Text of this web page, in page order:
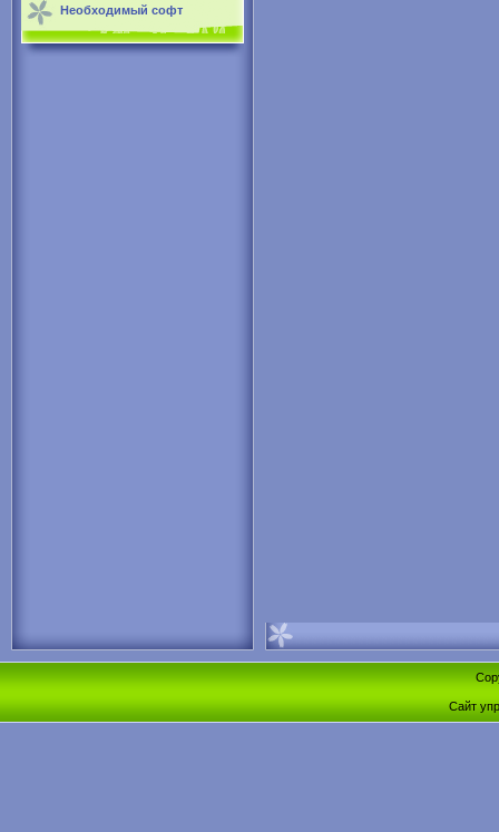
Необходимый софт
Сайт